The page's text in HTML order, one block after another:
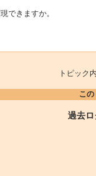
できますか。
トピッ
こ
過去